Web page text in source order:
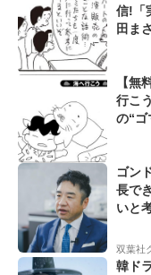
信!「
田ま
【無
行こ
の“ゴ
ゴン
長で
いと
双葉社
韓ド